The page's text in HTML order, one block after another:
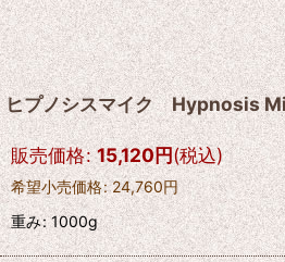
ヒプノシスマイク Hypnosis
販売価格: 15,120円(税込)
希望小売価格: 24,760円
重み:1000g